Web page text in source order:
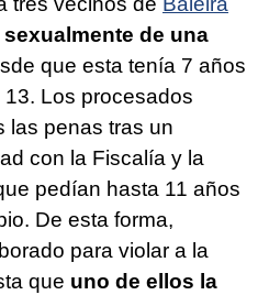
de una
que esta tenía 7 años
Los procesados
las penas tras un
con la Fiscalía y la
pedían hasta 11 años
De esta forma,
para violar a la
que uno de ellos la